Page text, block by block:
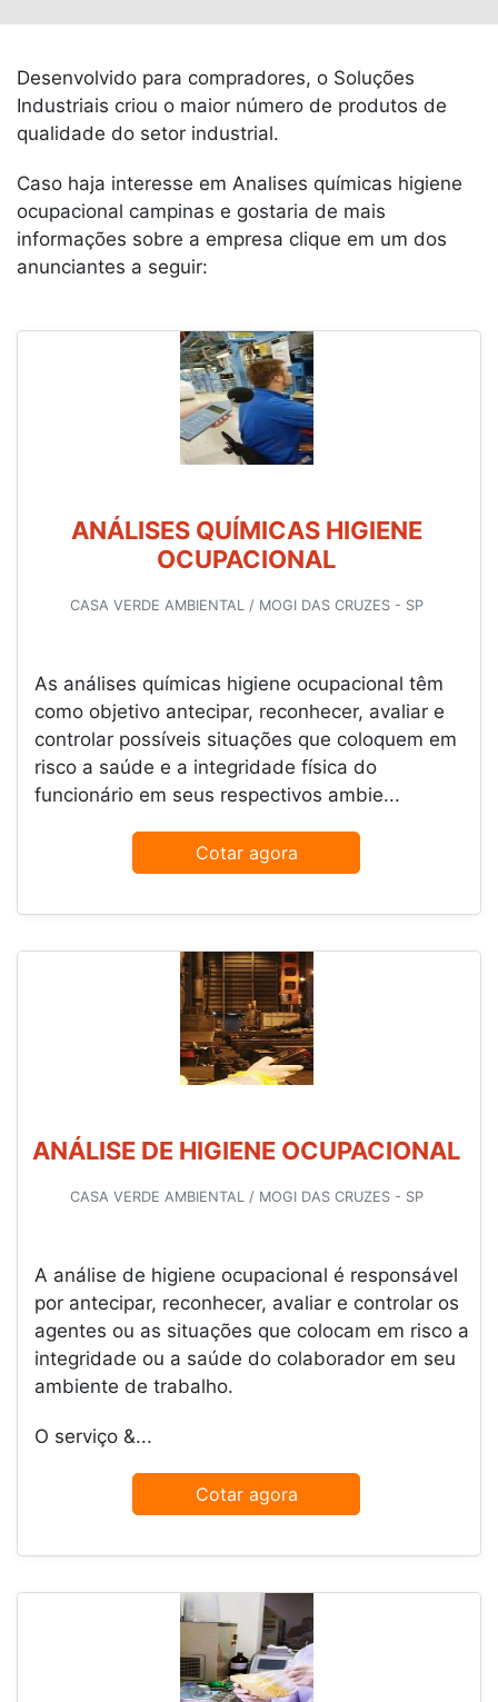
Desenvolvido para compradores, o Soluções
Industriais criou o maior número de produtos de
qualidade do setor industrial.
Caso haja interesse em Analises químicas higiene
ocupacional campinas e gostaria de mais
informações sobre a empresa clique em um dos
anunciantes a seguir:
ANÁLISES QUÍMICAS HIGIENE
OCUPACIONAL
CASA VERDE AMBIENTAL / MOGI DAS CRUZES - SP
As análises químicas higiene ocupacional têm
como objetivo antecipar, reconhecer, avaliar e
controlar possíveis situações que coloquem em
risco a saúde e a integridade física do
funcionário em seus respectivos ambie...
Cotar agora
ANÁLISE DE HIGIENE OCUPACIONAL
CASA VERDE AMBIENTAL / MOGI DAS CRUZES - SP
A análise de higiene ocupacional é responsável
por antecipar, reconhecer, avaliar e controlar os
agentes ou as situações que colocam em risco a
integridade ou a saúde do colaborador em seu
ambiente de trabalho.
O serviço &...
Cotar agora